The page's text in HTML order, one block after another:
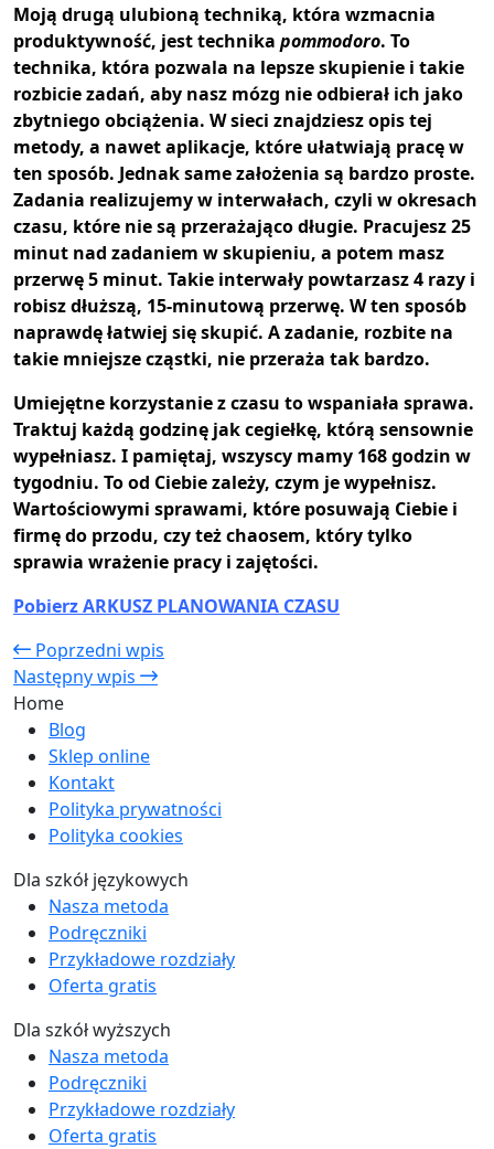
Moją drugą ulubioną techniką, która wzmacnia
produktywność, jest technika pommodoro. To
technika, która pozwala na lepsze skupienie i takie
rozbicie zadań, aby nasz mózg nie odbierał ich jako
zbytniego obciążenia. W sieci znajdziesz opis tej
metody, a nawet aplikacje, które ułatwiają pracę w
ten sposób. Jednak same założenia są bardzo proste.
Zadania realizujemy w interwałach, czyli w okresach
czasu, które nie są przerażająco długie. Pracujesz 25
minut nad zadaniem w skupieniu, a potem masz
przerwę 5 minut. Takie interwały powtarzasz 4 razy i
robisz dłuższą, 15-minutową przerwę. W ten sposób
naprawdę łatwiej się skupić. A zadanie, rozbite na
takie mniejsze cząstki, nie przeraża tak bardzo.
Umiejętne korzystanie z czasu to wspaniała sprawa.
Traktuj każdą godzinę jak cegiełkę, którą sensownie
wypełniasz. I pamiętaj, wszyscy mamy 168 godzin w
tygodniu. To od Ciebie zależy, czym je wypełnisz.
Wartościowymi sprawami, które posuwają Ciebie i
firmę do przodu, czy też chaosem, który tylko
sprawia wrażenie pracy i zajętości.
Pobierz ARKUSZ PLANOWANIA CZASU
Poprzedni wpis
Następny wpis
Home
Blog
Sklep online
Kontakt
Polityka prywatności
Polityka cookies
Dla szkół językowych
Nasza metoda
Podręczniki
Przykładowe rozdziały
Oferta gratis
Dla szkół wyższych
Nasza metoda
Podręczniki
Przykładowe rozdziały
Oferta gratis